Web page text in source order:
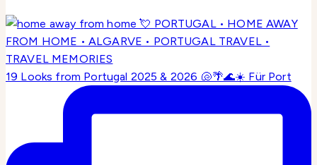
19 Looks from Portugal 2025 & 2026 🐚🌴🌊☀️ Für Port